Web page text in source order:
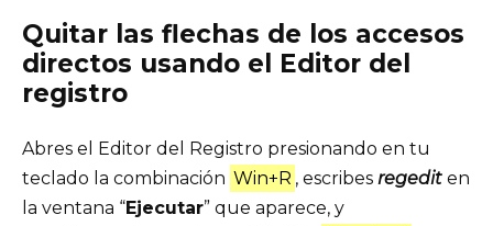
Quitar las flechas de los accesos
directos usando el Editor del
registro
Abres el Editor del Registro presionando en tu
teclado la combinación Win+R , escribesregedit en
la ventana “Ejecutar” que aparece, y